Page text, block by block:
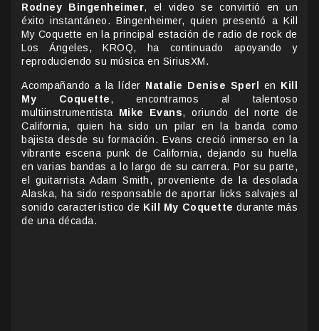
Rodney Bingenheimer, el video se convirtió en un
éxito instantáneo. Bingenheimer, quien presentó a Kill
My Coquette en la principal estación de radio de rock de
Los Ángeles, KROQ, ha continuado apoyando y
reproduciendo su música en SiriusXM.
Acompañando a la líder Natalie Denise Sperl en Kill
My Coquette, encontramos al talentoso
multiinstrumentista Mike Evans, oriundo del norte de
California, quien ha sido un pilar en la banda como
bajista desde su formación. Evans creció inmerso en la
vibrante escena punk de California, dejando su huella
en varias bandas a lo largo de su carrera. Por su parte,
el guitarrista Adam Smith, proveniente de la desolada
Alaska, ha sido responsable de aportar licks salvajes al
sonido característico de Kill My Coquettedurante más
de una década.